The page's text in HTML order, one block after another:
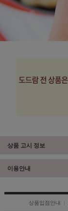
상품 고시 정보
이용안내
상품입점안내 |